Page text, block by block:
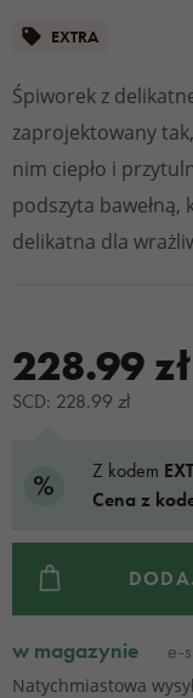
EXTRA
Śpiworek z
zaprojektowany
nim ciepło i
podszyta
delikatna dla
228.99 zł
SCD: 228.99 zł
Z kodem
Cena z
w magazynie e-
Natychmiastowa